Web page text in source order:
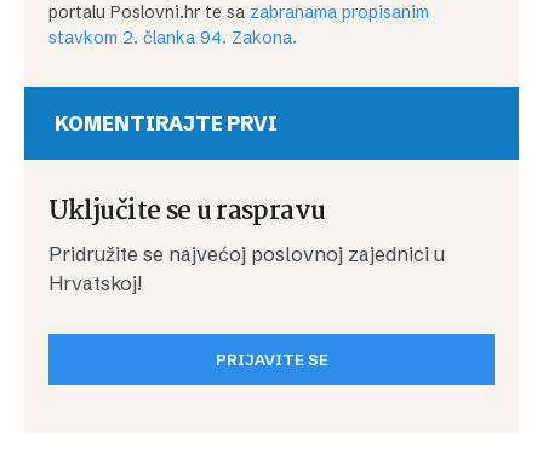
portalu Poslovni.hr te sa zabranama propisanim
stavkom 2. članka 94. Zakona.
KOMENTIRAJTE PRVI
Uključite se u raspravu
Pridružite se najvećoj poslovnoj zajednici u
Hrvatskoj!
PRIJAVITE SE